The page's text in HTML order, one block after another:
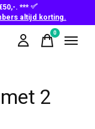
. ***
altijd korting.
0items
2